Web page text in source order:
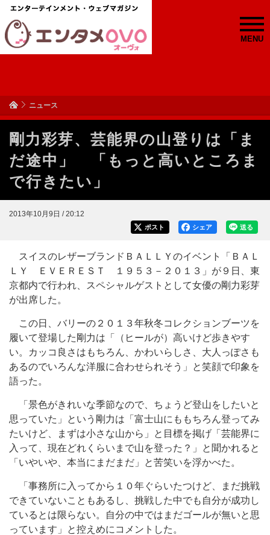
MENU
ニュース
剛力彩芽、芸能界の山登りは「ま
だ途中」 「もっと高いところま
で行きたい」
2013年10月9日 / 20:12
送る
シェア
ポスト
スイスのレザーブランドＢＡＬＬＹのイベント「ＢＡＬ
ＬＹ ＥＶＥＲＥＳＴ １９５３－２０１３」が９日、東
京都内で行われ、スペシャルゲストとして女優の剛力彩芽
が出席した。
この日、バリーの２０１３年秋冬コレクションブーツを
履いて登場した剛力は「（ヒールが）高いけど歩きやす
い。カッコ良さはもちろん、かわいらしさ、大人っぽさも
あるのでいろんな洋服に合わせられそう」と笑顔で印象を
語った。
「景色がきれいな季節なので、ちょうど登山をしたいと
思っていた」という剛力は「富士山にももちろん登ってみ
たいけど、まずは小さな山から」と目標を掲げ「芸能界に
入って、現在どれくらいまで山を登った？」と聞かれると
「いやいや、本当にまだまだ」と苦笑いを浮かべた。
「事務所に入ってから１０年ぐらいたつけど、まだ挑戦
できていないこともあるし、挑戦した中でも自分が成功し
ているとは限らない。自分の中ではまだゴールが無いと思
っています」と控えめにコメントした。